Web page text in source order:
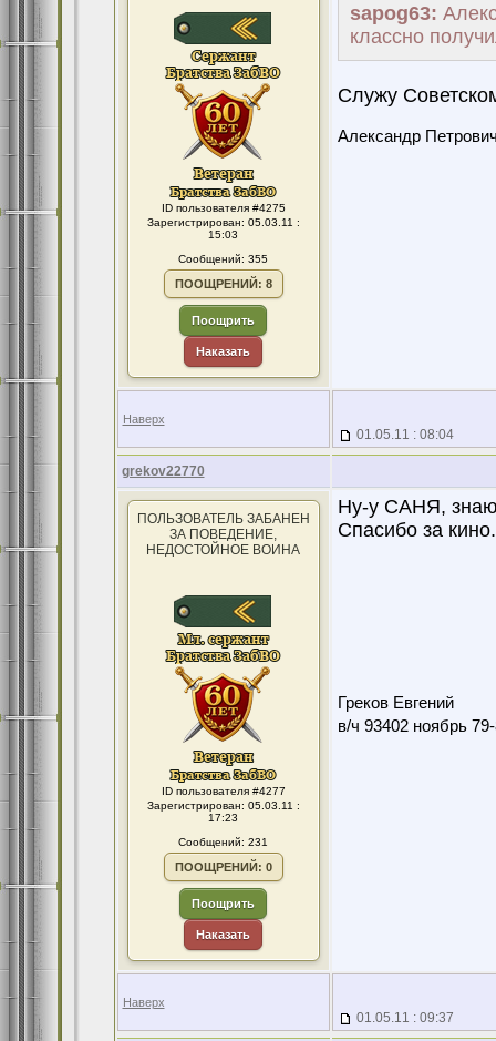
ID пользователя #4275
Зарегистрирован: 05.03.11 :
15:03
Сообщений: 355
ПООЩРЕНИЙ: 8
Поощрить
Наказать
sapog63:
классно
Служу
Александр
Наверх
01.05.11 : 08:04
grekov22770
ПОЛЬЗОВАТЕЛЬ ЗАБАНЕН
ЗА ПОВЕДЕНИЕ,
НЕДОСТОЙНОЕ ВОИНА
ID пользователя #4277
Зарегистрирован: 05.03.11 :
17:23
Сообщений: 231
ПООЩРЕНИЙ: 0
Поощрить
Наказать
Ну-у САНЯ, знаю
Спасибо за кино.
Греков Евгений
в/ч 93402 ноябрь
Наверх
01.05.11 : 09:37